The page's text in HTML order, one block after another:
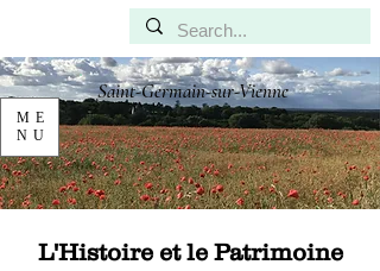
Saint-Germain-sur-Vienne
ME
NU
L'Histoire et le Patrimoine